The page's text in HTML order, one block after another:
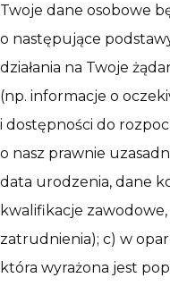
Twoje dane osobowe
o następujące
działania na Twoje
(np. informacje o
i dostępności do
o nasz prawnie
data urodzenia, dane
kwalifikacje
zatrudnienia); c) w
która wyrażona jest